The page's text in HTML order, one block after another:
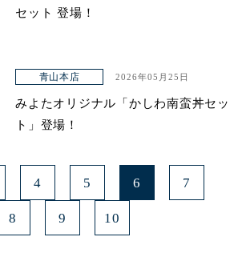
セット 登場！
青山本店 2026年05月25日
みよたオリジナル「かしわ南蛮丼セッ
ト」登場！
4 5 6 7
8 9 10